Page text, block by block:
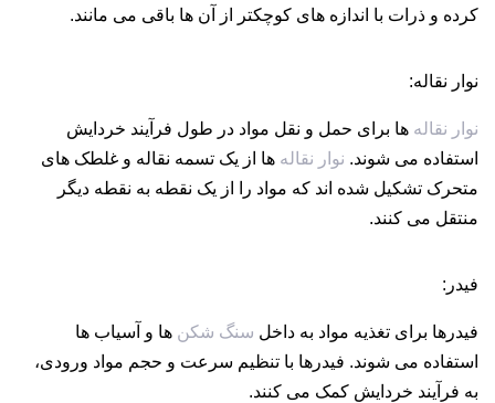
کرده و ذرات با اندازه های کوچکتر از آن ها باقی می مانند.
نوار نقاله:
نوار نقاله ها برای حمل و نقل مواد در طول فرآیند خردایش
استفاده می شوند. نوار نقاله ها از یک تسمه نقاله و غلطک های
متحرک تشکیل شده اند که مواد را از یک نقطه به نقطه دیگر
منتقل می کنند.
فیدر:
فیدرها برای تغذیه مواد به داخل سنگ شکن ها و آسیاب ها
استفاده می شوند. فیدرها با تنظیم سرعت و حجم مواد ورودی،
به فرآیند خردایش کمک می کنند.